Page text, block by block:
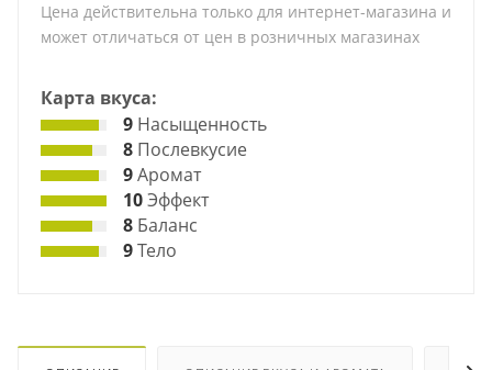
Цена действительна только для интернет-магазина и
может отличаться от цен в розничных магазинах
Карта вкуса:
9 Насыщенность
8 Послевкусие
9Аромат
10Эффект
8 Баланс
9Тело